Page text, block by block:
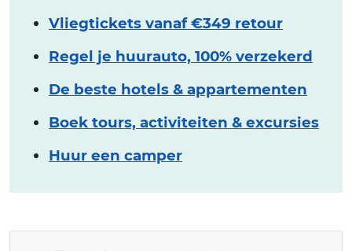
Vliegtickets vanaf €349 retour
Regel je huurauto, 100% verzekerd
De beste hotels & appartementen
Boek tours, activiteiten & excursies
Huur een camper